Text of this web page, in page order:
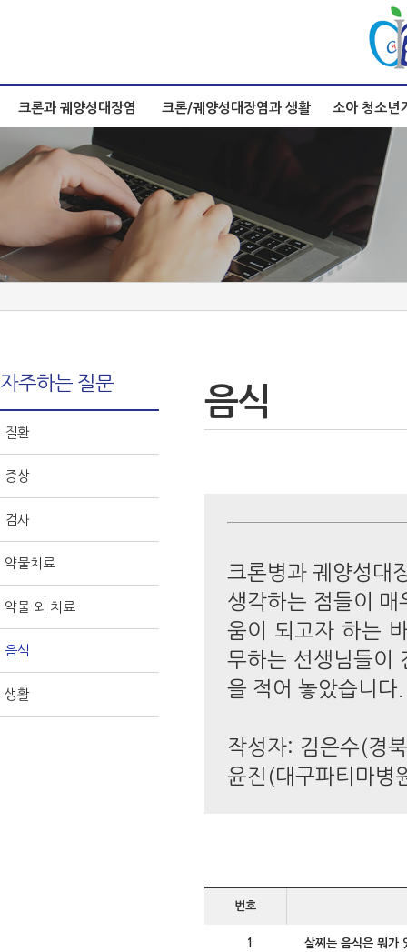
크론과 궤양성대장염 크론/궤양성대장염과 생활 소아 청소년
자주하는 질문
질환
증상
검사
약물치료
약물 외 치료
음식
생활
음식
크론병과 궤양성대
생각하는 점들이
움이 되고자 하는
무하는 선생님들이
을 적어 놓았습니다
작성자: 김은수(경
윤진(대구파티마병
번호
1 살찌는 음식은 뭐가